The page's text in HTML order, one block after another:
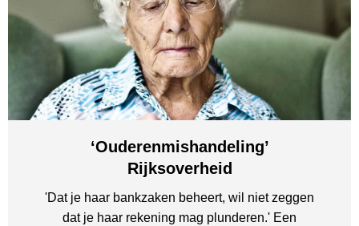
‘Ouderenmishandeling’
Rijksoverheid
'Dat je haar bankzaken beheert, wil niet zeggen
dat je haar rekening mag plunderen.' Een